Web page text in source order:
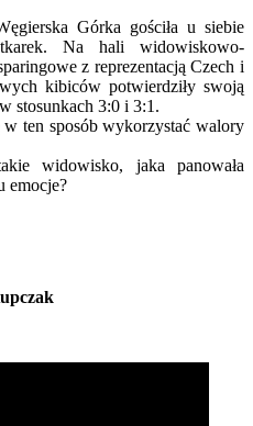
Górka gościła u siebie
Na hali widowiskowo-
z reprezentacją Czech i
kibiców potwierdziły swoją
stosunkach 3:0 i 3:1.
ten sposób wykorzystać walory
widowisko, jaka panowała
emocje?